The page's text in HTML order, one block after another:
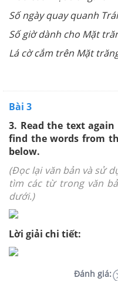
Số ngày quay quanh
Số giờ dành cho Mặt
Lá cờ cắm trên Mặt
Bài 3
3. Read the text
find the words from
below.
(Đọc lại văn bản và sử
tìm các từ trong văn
dưới.)
Lời giải chi tiết:
Đánh giá: